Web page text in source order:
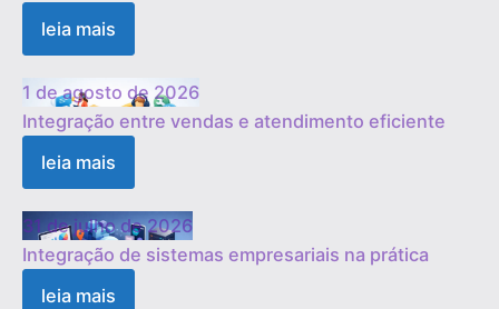
leia mais
1 de agosto de 2026
Integração entre vendas e atendimento eficiente
leia mais
31 de julho de 2026
Integração de sistemas empresariais na prática
leia mais